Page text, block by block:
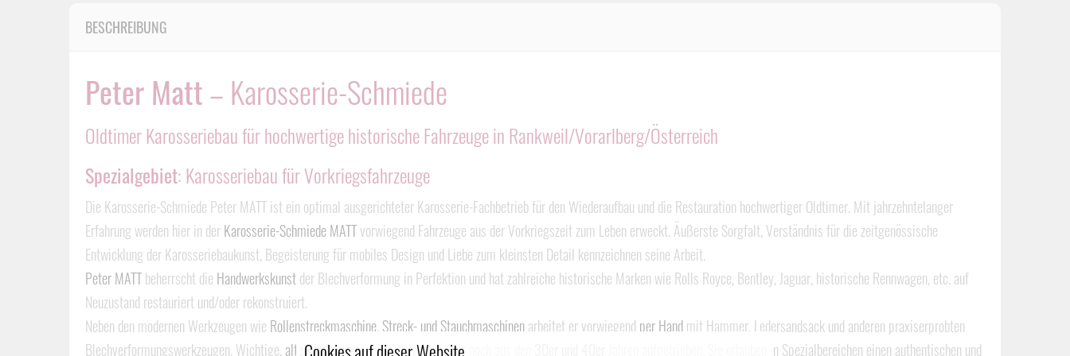
Cookies auf dieser Website.
BESCHREIBUNG
Peter Matt– Karosserie-Schmiede
Oldtimer Karosseriebau für hochwertige historische Fahrzeuge in Rankweil/Vorarlberg/Österreich
Spezialgebiet: Karosseriebau für Vorkriegsfahrzeuge
Die Karosserie-Schmiede Peter MATT ist ein optimal ausgerichteter Karosserie-Fachbetrieb für den Wiederaufbau und die Restauration hochwertiger Oldtimer. Mit jahrzehntelanger
Erfahrung werden hier in derKarosserie-Schmiede MATTvorwiegend Fahrzeuge aus der Vorkriegszeit zum Leben erweckt. Äußerste Sorgfalt, Verständnis für die zeitgenössische
Entwicklung der Karosseriebaukunst, Begeisterung für mobiles Design und Liebe zum kleinsten Detail kennzeichnen seine Arbeit.
Peter MATTbeherrscht die Handwerkskunstder Blechverformung in Perfektion und hat zahlreiche historische Marken wie Rolls Royce, Bentley, Jaguar, historische Rennwagen, etc. auf
Neuzustand restauriert und/oder rekonstruiert.
Neben den modernen Werkzeugen wie Rollenstreckmaschine, Streck- und Stauchmaschinenarbeitet er vorwiegend per Handmit Hammer, Ledersandsack und anderen praxiserprobten
Blechverformungswerkzeugen. Wichtige, alte Werkzeugeund Maschinen hat er noch aus den
Jahren aufgetrieben. Sie erlauben in Spezialbereichen einen authentischen und